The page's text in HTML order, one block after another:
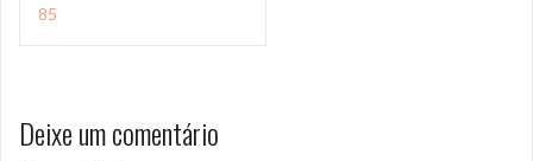
85
Deixe um comentário